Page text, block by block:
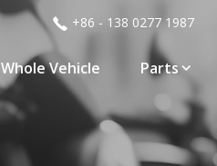
Whole Vehicle Parts
+86 - 138 0277 1987